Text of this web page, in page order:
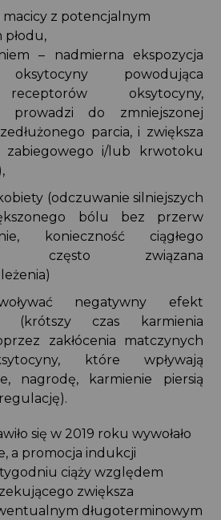
z potencjalnym
– nadmierna ekspozycja
oksytocyny powodująca
oksytocyny,
do zmniejszonej
parcia, i zwiększa
i/lub krwotoku
(odczuwanie silniejszych
bólu bez przerw
konieczność ciągłego
często związana
negatywny efekt
(krótszy czas karmienia
zakłócenia matczynych
które wpływają
nagrodę, karmienie piersią
się w 2019 roku wywołało
a promocja indukcji
ciąży względem
zwiększa
długoterminowym